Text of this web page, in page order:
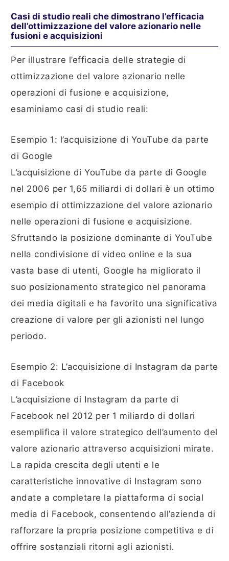
Casi di studio reali che dimostrano l’efficacia
dell’ottimizzazione del valore azionario nelle
fusioni e acquisizioni
Per illustrare l’efficacia delle strategie di
ottimizzazione del valore azionario nelle
operazioni di fusione e acquisizione,
esaminiamo casi di studio reali:
Esempio 1: l’acquisizione di YouTube da parte
di Google
L’acquisizione di YouTube da parte di Google
nel 2006 per 1,65 miliardi di dollari è un ottimo
esempio di ottimizzazione del valore azionario
nelle operazioni di fusione e acquisizione.
Sfruttando la posizione dominante di YouTube
nella condivisione di video online e la sua
vasta base di utenti, Google ha migliorato il
suo posizionamento strategico nel panorama
dei media digitali e ha favorito una significativa
creazione di valore per gli azionisti nel lungo
periodo.
Esempio 2: L’acquisizione di Instagram da parte
di Facebook
L’acquisizione di Instagram da parte di
Facebook nel 2012 per 1 miliardo di dollari
esemplifica il valore strategico dell’aumento del
valore azionario attraverso acquisizioni mirate.
La rapida crescita degli utenti e le
caratteristiche innovative di Instagram sono
andate a completare la piattaforma di social
media di Facebook, consentendo all’azienda di
rafforzare la propria posizione competitiva e di
offrire sostanziali ritorni agli azionisti.